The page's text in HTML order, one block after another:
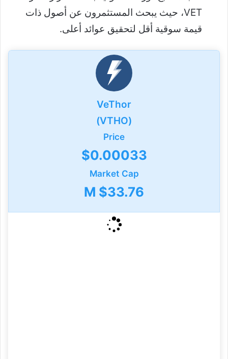
VET، حيث يبحث المستثمرون عن أصول ذات
قيمة سوقية أقل لتحقيق عوائد أعلى.
VeThor
(VTHO)
Price
$0.00033
Market Cap
$33.76 M